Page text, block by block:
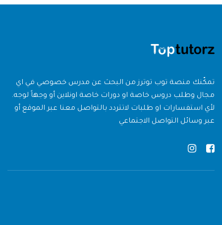
تمكّنك منصة توب توترز من البحث عن مدرس خصوصي في اي
مجال وطلب دروس خاصة او دورات خاصة اونلاين أو وجهاً لوجه.
لأي استفسارات او طلبات لاتتردد بالتواصل معنا عبر الموقع أو
عبر وسائل التواصل الاجتماعي